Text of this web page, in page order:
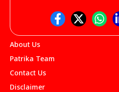
About Us
Patrika Team
Contact Us
Disclaimer